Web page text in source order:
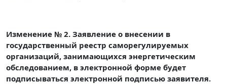
Изменение № 2. Заявление о внесении в
государственный реестр саморегулируемых
организаций, занимающихся энергетическим
обследованием, в электронной форме будет
подписываться электронной подписью заявителя.